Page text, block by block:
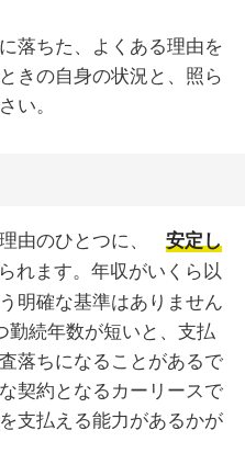
落ちた、よくある理由を
きの自身の状況と、照ら
い。
由のひとつに、
安定し
れます。年収がいくら以
明確な基準はありません
勤続年数が短いと、支払
落ちになることがあるで
契約となるカーリースで
支払える能力があるかが